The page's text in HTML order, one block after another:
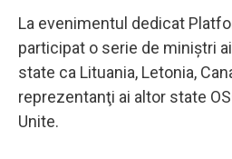
La evenimentul dedicat
participat o serie de miniştri
state ca Lituania, Letonia,
reprezentanţi ai altor state
Unite.